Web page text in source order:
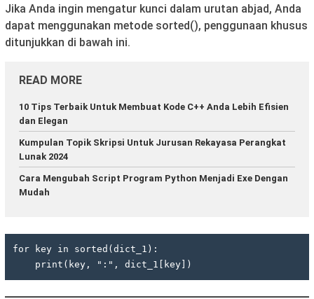
Jika Anda ingin mengatur kunci dalam urutan abjad, Anda
dapat menggunakan metode sorted(), penggunaan khusus
ditunjukkan di bawah ini.
READ MORE
10 Tips Terbaik Untuk Membuat Kode C++ Anda Lebih Efisien
dan Elegan
Kumpulan Topik Skripsi Untuk Jurusan Rekayasa Perangkat
Lunak 2024
Cara Mengubah Script Program Python Menjadi Exe Dengan
Mudah
for key in sorted(dict_1):
    print(key, ":", dict_1[key])